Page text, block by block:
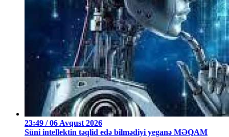
23:49 / 06 Avqust 2026
Süni intellektin təqlid edə bilmədiyi yeganə MƏQAM